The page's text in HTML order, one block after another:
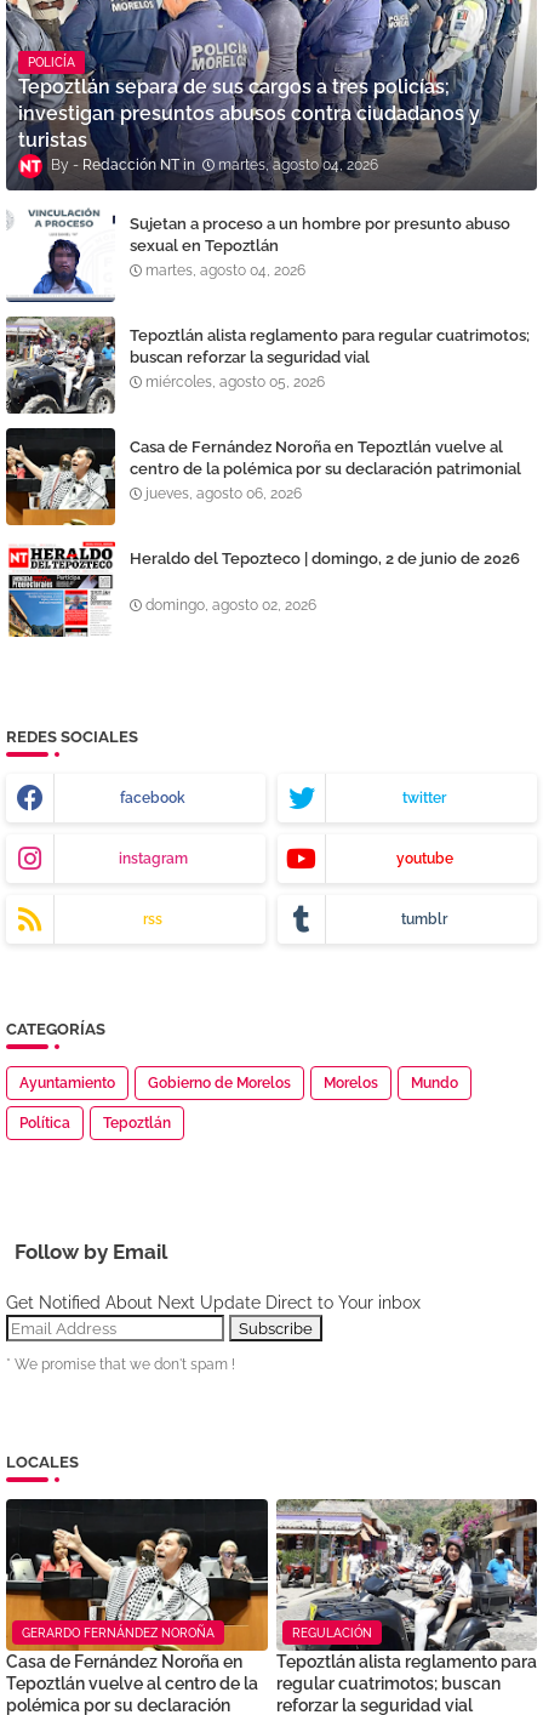
POLICÍA
Tepoztlán separa de sus cargos a tres policías;
investigan presuntos abusos contra ciudadanos y
turistas
Redacción NT martes, agosto 04, 2026
Sujetan a proceso a un hombre por presunto abuso
sexual en Tepoztlán
martes, agosto 04, 2026
Tepoztlán alista reglamento para regular cuatrimotos;
buscan reforzar la seguridad vial
miércoles, agosto 05, 2026
Casa de Fernández Noroña en Tepoztlán vuelve al
centro de la polémica por su declaración patrimonial
jueves, agosto 06, 2026
Heraldo del Tepozteco | domingo, 2 de junio de 2026
domingo, agosto 02, 2026
REDES SOCIALES
facebook twitter
instagram youtube
rss tumblr
CATEGORÍAS
Ayuntamiento Gobierno de Morelos Morelos Mundo
Política Tepoztlán
Follow by Email
Get Notified About Next Update Direct to Your inbox
* We promise that we don't spam !
LOCALES
GERARDO FERNÁNDEZ NOROÑA
Casa de Fernández Noroña en
Tepoztlán vuelve al centro de la
polémica por su declaración
REGULACIÓN
Tepoztlán alista reglamento para
regular cuatrimotos; buscan
reforzar la seguridad vial